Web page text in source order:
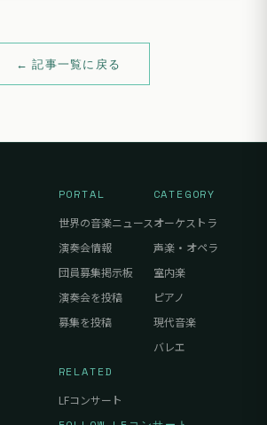
← 記事一覧に戻る
PORTAL
世界の音楽ニュース
演奏会情報
団員募集掲示板
演奏会を投稿
募集を投稿
CATEGORY
オーケストラ
声楽・オペラ
室内楽
ピアノ
現代音楽
バレエ
RELATED
LFコンサート